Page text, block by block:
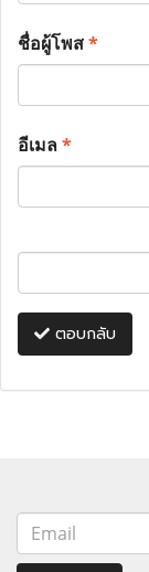
ชื่อผู้โพส*
อีเมล*
ตอบกลับ